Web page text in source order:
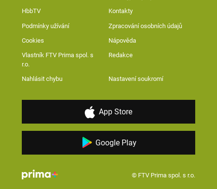
HbbTV Kontakty
Podmínky užívání Zpracování osobních údajů
Cookies Nápověda
Vlastník FTV Prima spol. s
r.o.
Redakce
Nahlásit chybu Nastavení soukromí
App Store
Google Play
© FTV Prima spol. s r.o.